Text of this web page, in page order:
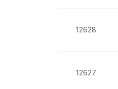
12628
12627